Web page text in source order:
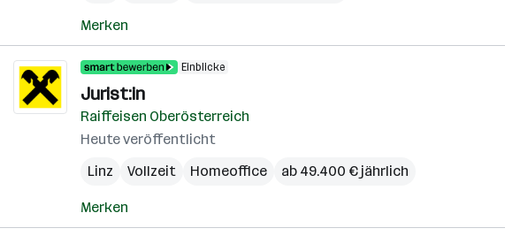
Merken
Einblicke
Jurist:in
Raiffeisen Oberösterreich
Heute veröffentlicht
Linz
Vollzeit Homeoffice ab 49.400 € jährlich
Merken